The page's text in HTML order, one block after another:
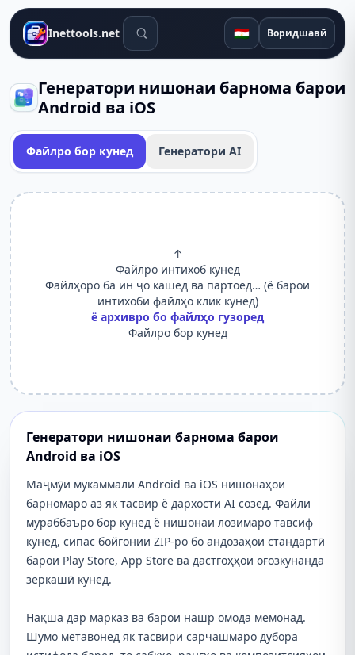
Inettools.net Воситаҳои ҷустуҷӯ🇹🇯 Воридшавӣ
Генератори нишонаи барнома барои
Android ва iOS
Файлро бор кунед Генератори AI
↑
Файлро интихоб кунед
Файлҳоро ба ин ҷо кашед ва партоед… (ё барои
интихоби файлҳо клик кунед)
ё архивро бо файлҳо гузоред
Файлро бор кунед
Генератори нишонаи барнома барои
Android ва iOS
Маҷмӯи мукаммали Android ва iOS нишонаҳои
барномаро аз як тасвир ё дархости AI созед. Файли
мураббаъро бор кунед ё нишонаи лозимаро тавсиф
кунед, сипас бойгонии ZIP-ро бо андозаҳои стандартӣ
барои Play Store, App Store ва дастгоҳҳои оғозкунанда
зеркашӣ кунед.
Нақша дар марказ ва барои нашр омода мемонад.
Шумо метавонед як тасвири сарчашмаро дубора